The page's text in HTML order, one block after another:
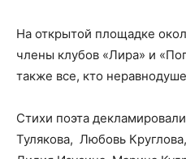
На открытой площадке
члены клубов «Лира» и
также все, кто
Стихи поэта
Тулякова, Любовь